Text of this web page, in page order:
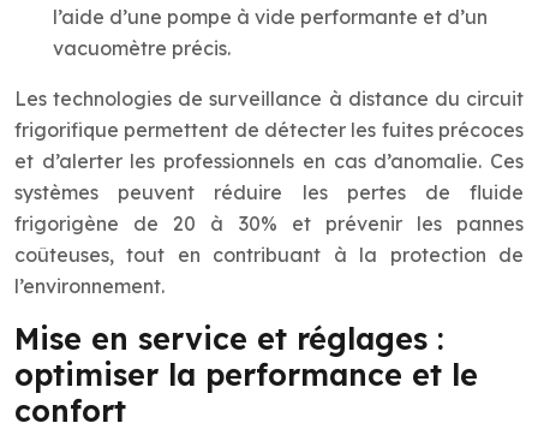
l’aide d’une pompe à vide performante et d’un
vacuomètre précis.
Les technologies de surveillance à distance du circuit
frigorifique permettent de détecter les fuites précoces
et d’alerter les professionnels en cas d’anomalie. Ces
systèmes peuvent réduire les pertes de fluide
frigorigène de 20 à 30% et prévenir les pannes
coûteuses, tout en contribuant à la protection de
l’environnement.
Mise en service et réglages :
optimiser la performance et le
confort